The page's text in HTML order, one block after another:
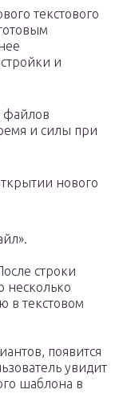
текстового
и
файлов
и силы при
нового
строки
несколько
в текстовом
появится
увидит
шаблона в